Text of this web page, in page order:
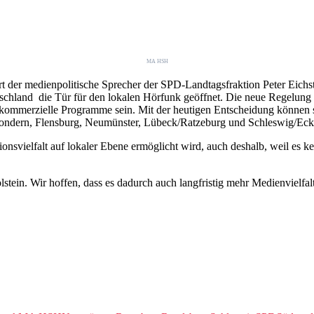
MA HSH
medienpolitische Sprecher der SPD-Landtagsfraktion Peter
die Tür für den lokalen Hörfunk geöffnet. Die neue
Programme sein. Mit der heutigen Entscheidung
Flensburg, Neumünster, Lübeck/Ratzeburg und Schleswig/
auf lokaler Ebene ermöglicht wird, auch deshalb, weil es
Wir hoffen, dass es dadurch auch langfristig mehr